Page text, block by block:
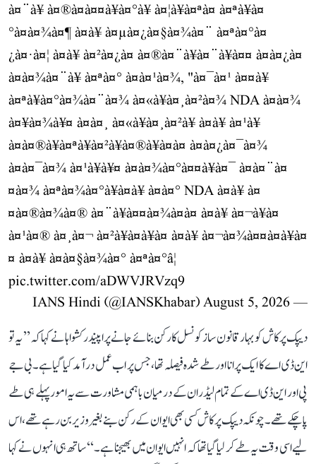
à¤¨à¥ à¤®à¤à¤¤à¥à¤°à¥ à¤¦à¥à¤ªà¤ à¤ªà¥à¤
°à¤à¤¾à¤¶ à¤à¥ à¤µà¤¿à¤§à¤¾à¤¨ à¤ªà¤°à¤
¿à¤·à¤¦ à¤à¥ à¤²à¤¿à¤ à¤®à¤¨à¥à¤¨à¥à¤¤ à¤à¤¿à¤
à¤à¤¾à¤¨à¥ à¤ªà¤° à¤à¤¹à¤¾, "à¤¯à¤¹ à¤¤à¥
à¤ªà¥à¤°à¤¾à¤¨à¤¾ à¤«à¥à¤¸à¤²à¤¾ NDA à¤à¤¾
à¤¥à¤¾à¥¤ à¤à¤¸ à¤«à¥à¤¸à¤²à¥ à¤à¥ à¤¹à¥
à¤à¤®à¥à¤ªà¥à¤²à¥à¤®à¥à¤à¤ à¤à¤¿à¤¯à¤¾
à¤à¤¯à¤¾ à¤¹à¥à¥¤ à¤­à¤¾à¤°à¤¤à¥à¤¯ à¤à¤¨à¤
¤à¤¾ à¤ªà¤¾à¤°à¥à¤à¥ à¤à¤° NDA à¤à¥ à¤
¤à¤®à¤¾à¤® à¤¨à¥à¤¤à¤¾à¤à¤ à¤à¥ à¤¬à¥à¤
à¤¹à¤® à¤¸à¤¬ à¤²à¥à¤à¥à¤ à¤à¥ à¤¬à¤¾à¤¤à¤à¥à¤
¤ à¤à¥ à¤à¤§à¤¾à¤° à¤ªà¤°â¦
pic.twitter.com/aDWVJRVzq9
— IANS Hindi (@IANSKhabar)
August 5, 2026
دیپک پرکاش کو بہار قانون ساز کونسل کا رکن بنائے جانے پر اپیندر کشواہا نے کہا کہ ’’ یہ تو
این ڈی اے کا ایک پرانا اور طے شدہ فیصلہ تھا، جس پر اب عمل درآمد کیا گیا ہے۔ بی جے
پی اور این ڈی اے کے تمام لیڈران کے درمیان باہمی مشاورت سے یہ امور پہلے ہی طے
پا چکے تھے۔ چونکہ دیپک پرکاش کسی بھی ایوان کے رکن بنے بغیر وزیر بن رہے تھے، اس
لیے اسی وقت یہ طے کر لیا گیا تھا کہ انہیں ایوان میں بھیجنا ہے۔‘‘ ساتھ ہی انہوں نے کہا